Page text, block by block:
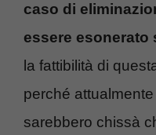
caso di
essere esonerato
la fattibilità di
perché
sarebbero chissà